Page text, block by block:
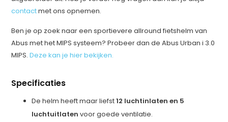
contactmet ons opnemen.
Ben je op zoek naar een sportievere allround fietshelm van
Abus met het MIPS systeem? Probeer dan de Abus Urban i 3.0
MIPS.Deze kan je hier bekijken.
Specificaties
De helm heeft maar liefst12 luchtinlaten en 5
luchtuitlaten voor goede ventilatie.